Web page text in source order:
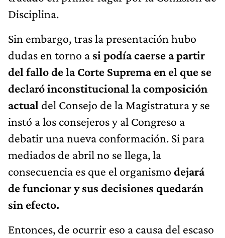
Disciplina.
Sin embargo, tras la presentación hubo
dudas en torno a si podía caerse a partir
del fallo de la Corte Suprema en el que se
declaró inconstitucional la composición
actual del Consejo de la Magistratura y se
instó a los consejeros y al Congreso a
debatir una nueva conformación. Si para
mediados de abril no se llega, la
consecuencia es que el organismo dejará
de funcionar y sus decisiones quedarán
sin efecto.
Entonces, de ocurrir eso a causa del escaso